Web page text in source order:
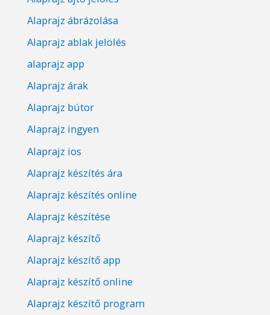
Alaprajz ábrázolása
Alaprajz ablak jelölés
alaprajz app
Alaprajz árak
Alaprajz bútor
Alaprajz ingyen
Alaprajz ios
Alaprajz készítés ára
Alaprajz készítés online
Alaprajz készítése
Alaprajz készítő
Alaprajz készítő app
Alaprajz készítő online
Alaprajz készítő program